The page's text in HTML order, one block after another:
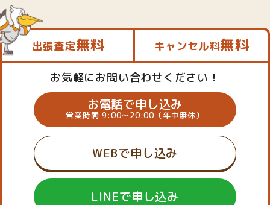
出張査定無料 キャンセル料無料
お気軽にお問い合わせください！
お電話で申し込み
営業時間 9:00～20:00（年中無休）
WEBで申し込み
LINEで申し込み